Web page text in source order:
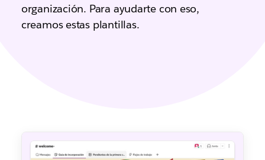
organización. Para ayudarte con eso,
creamos estas plantillas.